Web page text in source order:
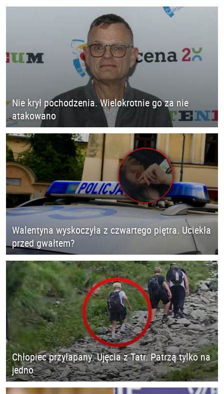
Nie krył pochodzenia. Wielokrotnie go za nie
atakowano
Walentyna wyskoczyła z czwartego piętra. Uciekła
przed gwałtem?
Chłopiec przyłapany. Ujęcia z Tatr. Patrzą tylko na
jedno